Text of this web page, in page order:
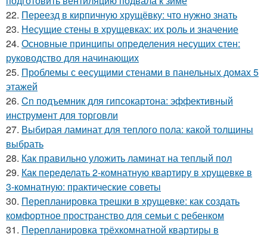
22. Переезд в кирпичную хрущёвку: что нужно знать
23. Несущие стены в хрущевках: их роль и значение
24. Основные принципы определения несущих стен:
руководство для начинающих
25. Проблемы с еесущими стенами в панельных домах 5
этажей
26. Cn подъемник для гипсокартона: эффективный
инструмент для торговли
27. Выбирая ламинат для теплого пола: какой толщины
выбрать
28. Как правильно уложить ламинат на теплый пол
29. Как переделать 2-комнатную квартиру в хрущевке в
3-комнатную: практические советы
30. Перепланировка трешки в хрущевке: как создать
комфортное пространство для семьи с ребенком
31. Перепланировка трёхкомнатной квартиры в